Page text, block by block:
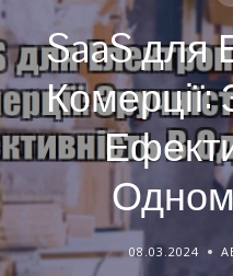
SaaS для
Комерції:
08.03.2024